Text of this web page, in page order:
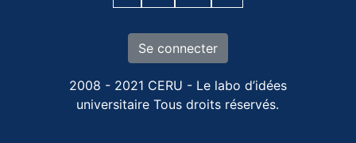
Se connecter
2008 - 2021 CERU - Le labo d’idées
universitaire Tous droits réservés.